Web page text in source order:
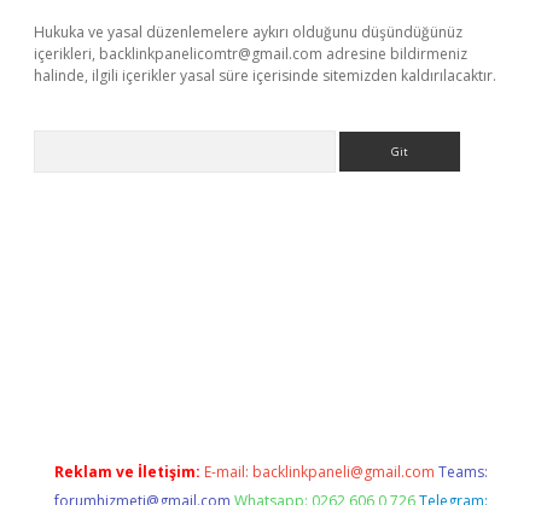
Hukuka ve yasal düzenlemelere aykırı olduğunu düşündüğünüz
içerikleri, backlinkpanelicomtr@gmail.com adresine bildirmeniz
halinde, ilgili içerikler yasal süre içerisinde sitemizden kaldırılacaktır.
Reklam ve İletişim: E-mail: backlinkpaneli@gmail.com Teams:
forumhizmeti@gmail.com Whatsapp: 0262 606 0 726 Telegram: